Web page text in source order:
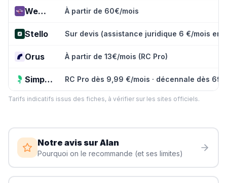
Wemind À partir de 60€/mois
Stello Sur devis (assistance juridique 6 €/mois en
Orus À partir de 13€/mois (RC Pro)
Simplis RC Pro dès 9,99 €/mois · décennale dès 69
Tarifs indicatifs issus des fiches, à vérifier sur les sites officiels.
Notre avis sur Alan
Pourquoi on le recommande (et ses limites)